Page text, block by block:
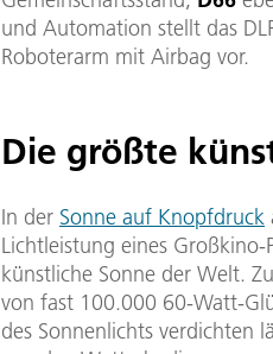
und Automation stellt das
Roboterarm mit Airbag vor.
Die größte
In der Sonne auf Knopfdruck
Lichtleistung eines
künstliche Sonne der Welt.
von fast 100.000 60-Watt-
des Sonnenlichts verdichten